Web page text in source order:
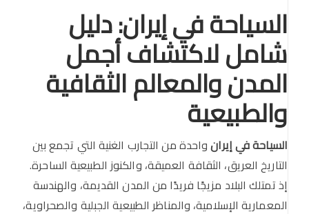
السياحة في إيران: دليل
شامل لاكتشاف أجمل
المدن والمعالم الثقافية
والطبيعية
السياحة في إيرانواحدة من التجارب الغنية التي تجمع بين
التاريخ العريق، الثقافة العميقة، والكنوز الطبيعية الساحرة.
إذ تمتلك البلاد مزيجًا فريدًا من المدن القديمة، والهندسة
المعمارية الإسلامية، والمناظر الطبيعية الجبلية والصحراوية،